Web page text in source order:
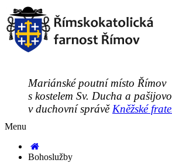
Mariánské poutní místo Římov
s kostelem Sv. Ducha a
v duchovní správě Kněžské
Menu
Bohoslužby